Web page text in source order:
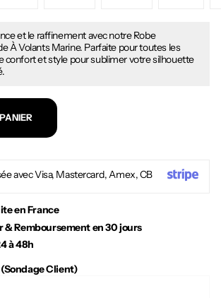
et le raffinement avec notre Robe
À Volants Marine. Parfaite pour toutes les
confort et style pour sublimer votre silhouette
avec Visa, Mastercard, Amex, CB
en France
& Remboursement en 30 jours
à 48h
Client)